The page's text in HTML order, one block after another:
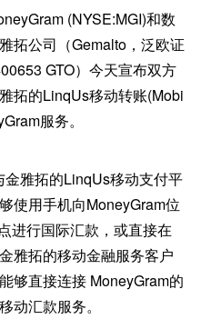
(NYSE:MGI)和数
拓公司（Gemalto，泛欧证
GTO）今天宣布双方
拓的LinqUs移动转账(Mobi
服务。
雅拓的LinqUs移动支付平
使用手机向MoneyGram位
进行国际汇款，或直接在
雅拓的移动金融服务客户
直接连接 MoneyGram的
动汇款服务。